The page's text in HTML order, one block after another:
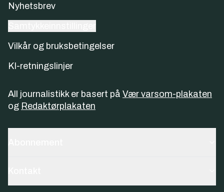
Nyhetsbrev
Vilkår og bruksbetingelser
KI-retningslinjer
All journalistikk er basert på Vær varsom-plakaten
og Redaktørplakaten